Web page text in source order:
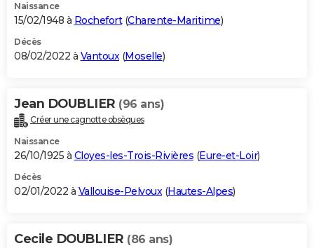
Naissance
15/02/1948 à Rochefort(Charente-Maritime)
Décès
08/02/2022 à Vantoux(Moselle)
Jean DOUBLIER (96 ans)
Créer une cagnotte obsèques
Naissance
26/10/1925 à Cloyes-les-Trois-Rivières (Eure-et-Loir)
Décès
02/01/2022 à Vallouise-Pelvoux(Hautes-Alpes)
Cecile DOUBLIER (86 ans)